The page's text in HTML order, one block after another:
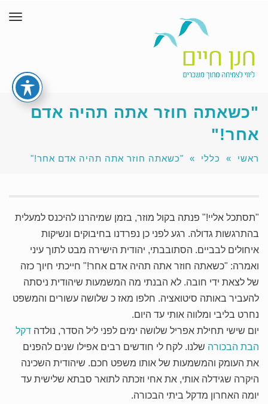
"כשאתה חוזר אתה תהיה אדם
אחר!"
ראשי » כללי » "כשאתה חוזר אתה תהיה אדם אחר!"
"תסתכל אליי!" פנתה בקול מוזר, בזמן שמיהרנו להיכנס למעלית
בהתרגשות גדולה. רגע לפני כן נפרדנו בחיבוקים ונשיקות
איחולים לבביים. הסתובבתי, יהודית הישירה מבט לתוך עיני
ואמרה: "כשאתה חוזר אתה תהיה אדם אחר!" חייכתי חיוך כזה
של לצאת ידי חובה. לא הבנתי מה המשמעות שיהודית ניסתה
להעביר באותה סיטואציה. חלפו מאז כ שלושה עשורים והמשפט
נחרט בליבי ומלווה אותי עד היום.
יום שישי תחילת אפריל שלושה ימים לפני ליל הסדר, נולדה דקל
הבת הבכורה שלנו. לקח לי חודשים רבים אפילו שנים להפנים
את העומק והמשמעות של אותו משפט חכם. שיהודית השכינה
היקרה שגידלה אותי, את אחי וזכתה לתואר סבתא שלישית עד
יומה האחרון מדקל ביתי הבכורה.